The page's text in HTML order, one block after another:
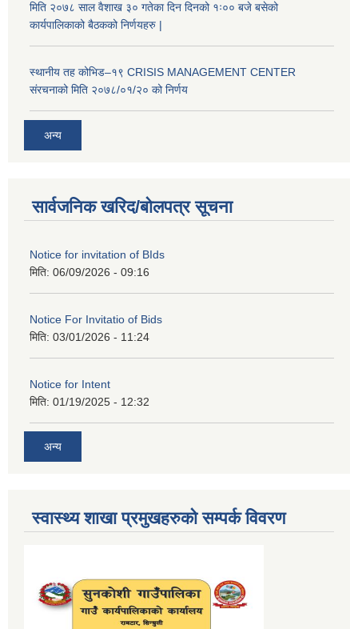
मिति २०७८ साल वैशाख ३० गतेका दिन दिनको १ः०० बजे बसेको
कार्यपालिकाको बैठकको निर्णयहरु |
स्थानीय तह कोभिड–१९ CRISIS MANAGEMENT CENTER
संरचनाको मिति २०७८/०१/२० को निर्णय
अन्य
सार्वजनिक खरिद/बोलपत्र सूचना
Notice for invitation of BIds
मिति: 06/09/2026 - 09:16
Notice For Invitatio of Bids
मिति: 03/01/2026 - 11:24
Notice for Intent
मिति: 01/19/2025 - 12:32
अन्य
स्वास्थ्य शाखा प्रमुखहरुको सम्पर्क विवरण